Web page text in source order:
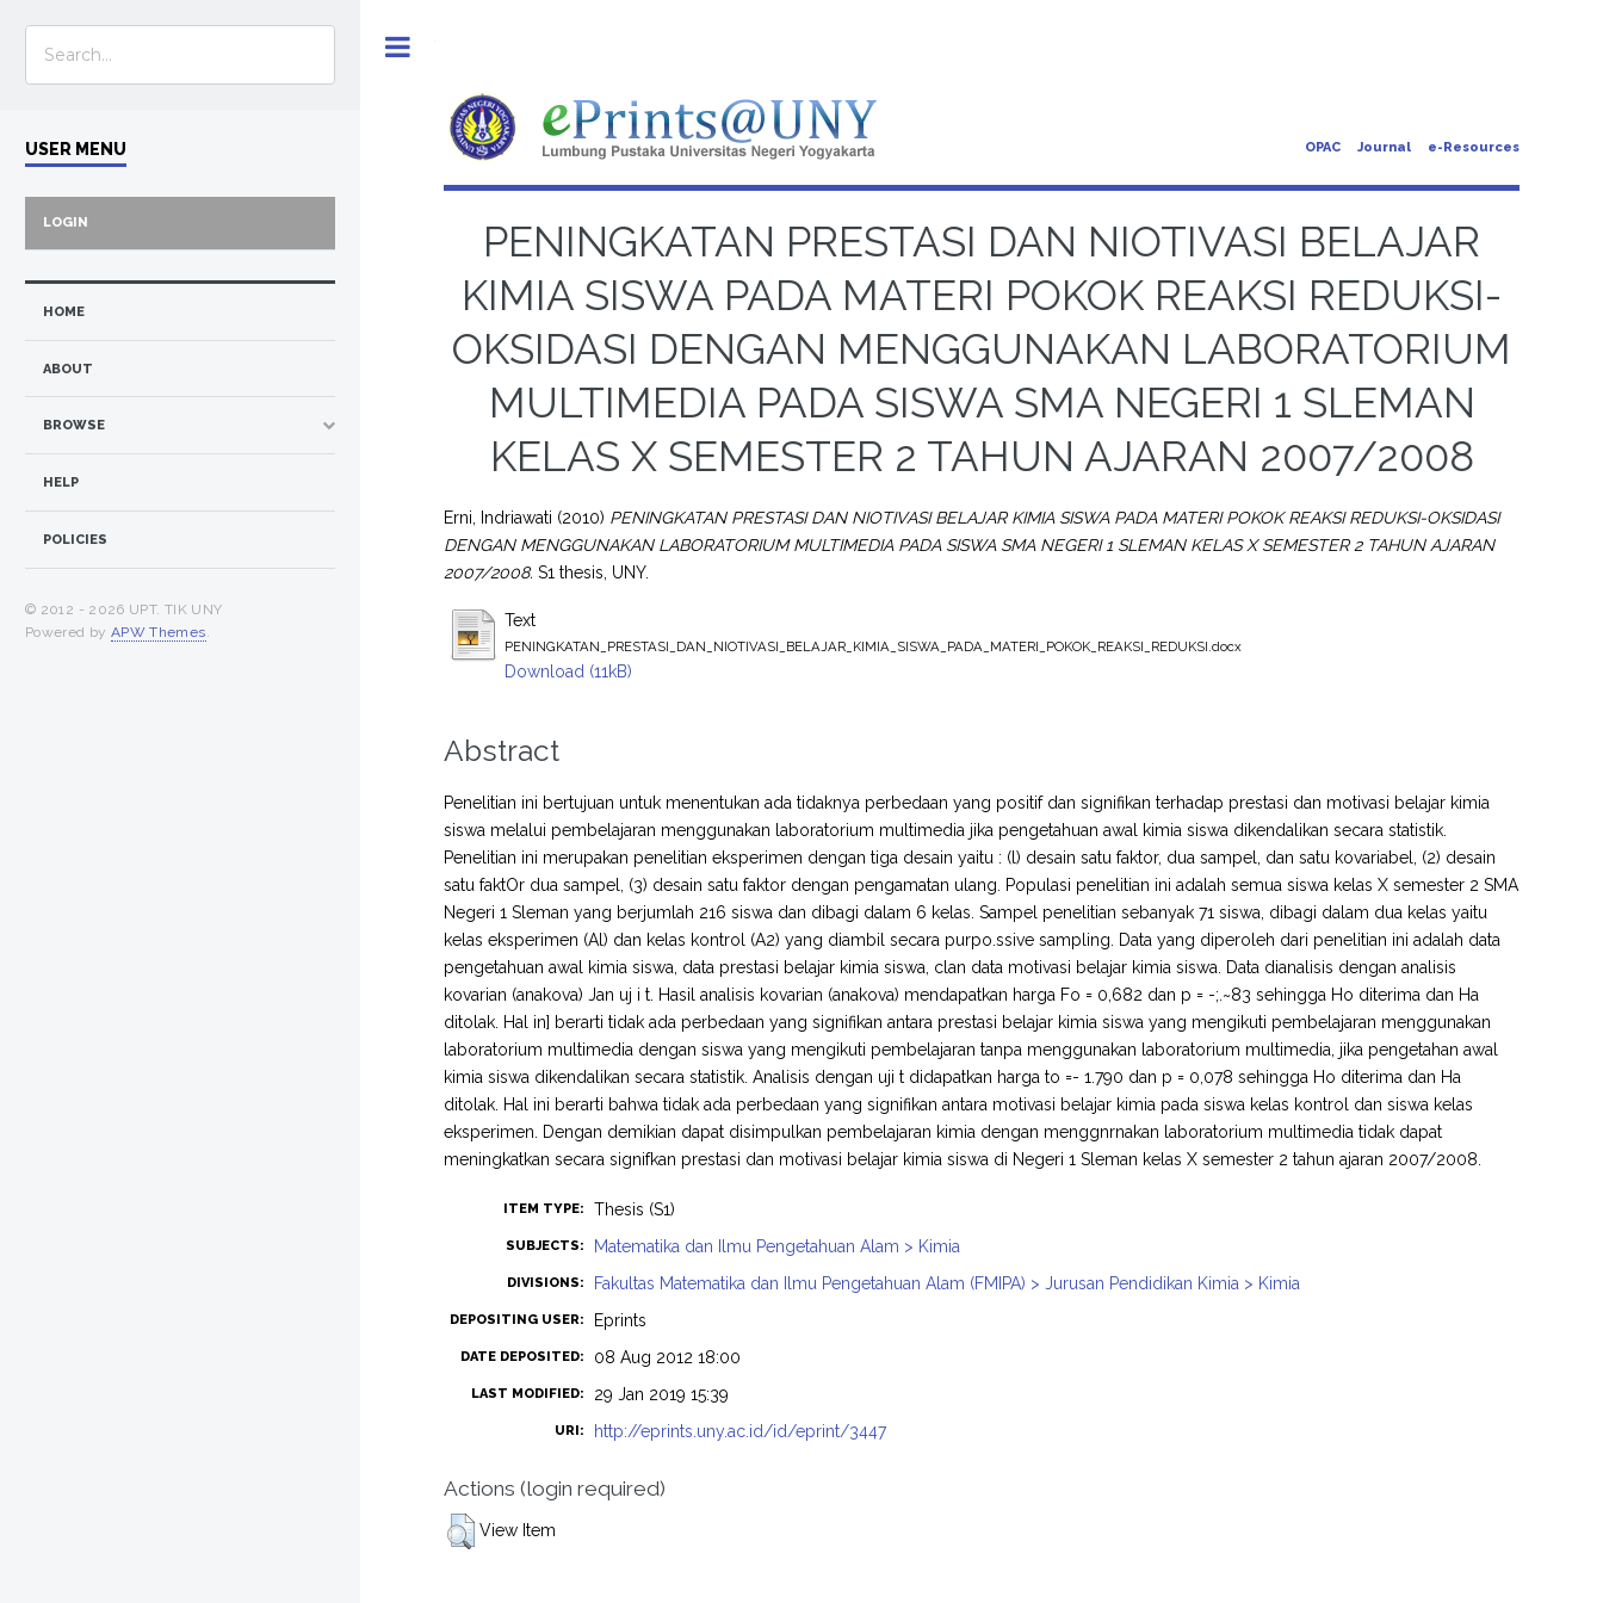
OPAC Journal e-Resources
PENINGKATAN PRESTASI DAN NIOTIVASI BELAJAR
KIMIA SISWA PADA MATERI POKOK REAKSI REDUKSI-
OKSIDASI DENGAN MENGGUNAKAN LABORATORIUM
MULTIMEDIA PADA SISWA SMA NEGERI 1 SLEMAN
KELAS X SEMESTER 2 TAHUN AJARAN 2007/2008
Erni, Indriawati (2010) PENINGKATAN PRESTASI DAN NIOTIVASI BELAJAR KIMIA SISWA PADA MATERI POKOK REAKSI REDUKSI-OKSIDASI
DENGAN MENGGUNAKAN LABORATORIUM MULTIMEDIA PADA SISWA SMA NEGERI 1 SLEMAN KELAS X SEMESTER 2 TAHUN AJARAN
2007/2008. S1 thesis, UNY.
Text
PENINGKATAN_PRESTASI_DAN_NIOTIVASI_BELAJAR_KIMIA_SISWA_PADA_MATERI_POKOK_REAKSI_REDUKSI.docx
Download (11kB)
Abstract
Penelitian ini bertujuan untuk menentukan ada tidaknya perbedaan yang positif dan signifikan terhadap prestasi dan motivasi belajar kimia
siswa melalui pembelajaran menggunakan laboratorium multimedia jika pengetahuan awal kimia siswa dikendalikan secara statistik.
Penelitian ini merupakan penelitian eksperimen dengan tiga desain yaitu : (l) desain satu faktor, dua sampel, dan satu kovariabel, (2) desain
satu faktOr dua sampel, (3) desain satu faktor dengan pengamatan ulang. Populasi penelitian ini adalah semua siswa kelas X semester 2 SMA
Negeri 1 Sleman yang berjumlah 216 siswa dan dibagi dalam 6 kelas. Sampel penelitian sebanyak 71 siswa, dibagi dalam dua kelas yaitu
kelas eksperimen (Al) dan kelas kontrol (A2) yang diambil secara purpo.ssive sampling. Data yang diperoleh dari penelitian ini adalah data
pengetahuan awal kimia siswa, data prestasi belajar kimia siswa, clan data motivasi belajar kimia siswa. Data dianalisis dengan analisis
kovarian (anakova) Jan uj i t. Hasil analisis kovarian (anakova) mendapatkan harga Fo = 0,682 dan p = -;.~83 sehingga Ho diterima dan Ha
ditolak. Hal in] berarti tidak ada perbedaan yang signifikan antara prestasi belajar kimia siswa yang mengikuti pembelajaran menggunakan
laboratorium multimedia dengan siswa yang mengikuti pembelajaran tanpa menggunakan laboratorium multimedia, jika pengetahan awal
kimia siswa dikendalikan secara statistik. Analisis dengan uji t didapatkan harga to =- 1.790 dan p = 0,078 sehingga Ho diterima dan Ha
ditolak. Hal ini berarti bahwa tidak ada perbedaan yang signifikan antara motivasi belajar kimia pada siswa kelas kontrol dan siswa kelas
eksperimen. Dengan demikian dapat disimpulkan pembelajaran kimia dengan menggnrnakan laboratorium multimedia tidak dapat
meningkatkan secara signifkan prestasi dan motivasi belajar kimia siswa di Negeri 1 Sleman kelas X semester 2 tahun ajaran 2007/2008.
ITEM TYPE: Thesis (S1)
SUBJECTS: Matematika dan Ilmu Pengetahuan Alam > Kimia
DIVISIONS: Fakultas Matematika dan Ilmu Pengetahuan Alam (FMIPA) > Jurusan Pendidikan Kimia > Kimia
DEPOSITING USER: Eprints
DATE DEPOSITED: 08 Aug 2012 18:00
LAST MODIFIED: 29 Jan 2019 15:39
URI: http://eprints.uny.ac.id/id/eprint/3447
Actions (login required)
View Item
USER MENU
LOGIN
HOME
ABOUT
BROWSE
HELP
POLICIES
© 2012 - 2026 UPT. TIK UNY
Powered by APW Themes